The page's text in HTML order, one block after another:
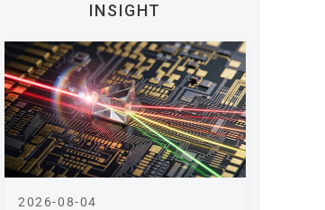
INSIGHT
2026-08-04